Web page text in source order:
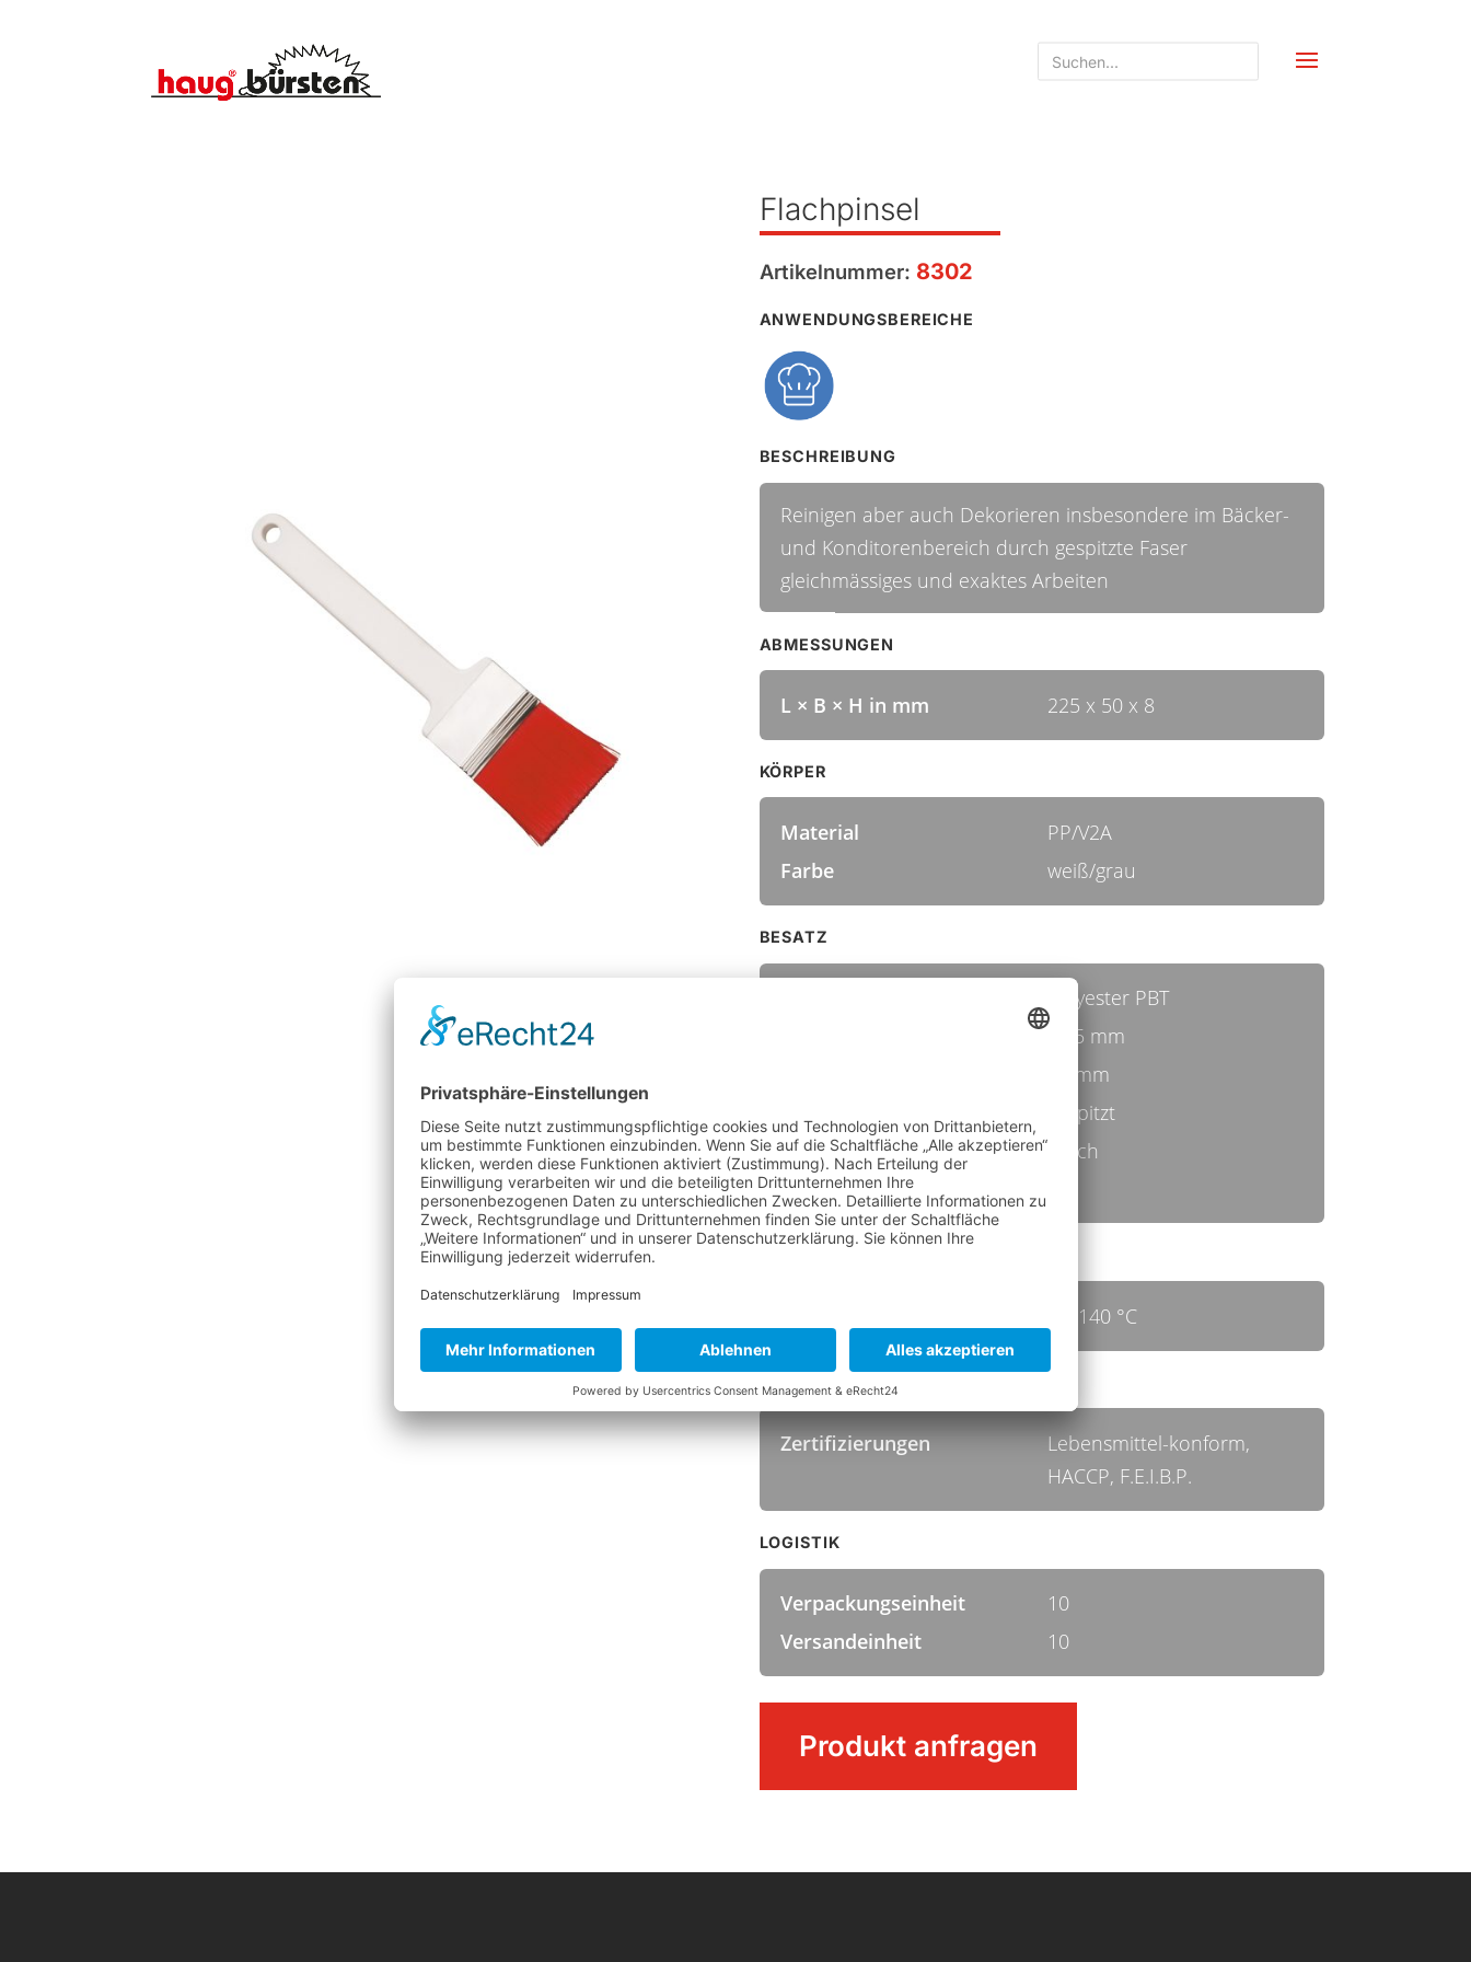
Flachpinsel
MengeProdukt anfragen
Artikelnummer: 8302
ANWENDUNGSBEREICHE
BESCHREIBUNG
Reinigen aber auch Dekorieren insbesondere im Bäcker-
und Konditorenbereich durch gespitzte Faser
gleichmässiges und exaktes Arbeiten
ABMESSUNGEN
L × B × H in mm 225 x 50 x 8
KÖRPER
Material
PP/V2A
Farbe
weiß/grau
BESATZ
Polyester PBT
0,25 mm
45 mm
gespitzt
Härte
weich
Farbe
bis 140 °C
HYGIENESTANDARDS
Zertifizierungen
Lebensmittel-konform,
HACCP, F.E.I.B.P.
LOGISTIK
Verpackungseinheit
10
Versandeinheit
10